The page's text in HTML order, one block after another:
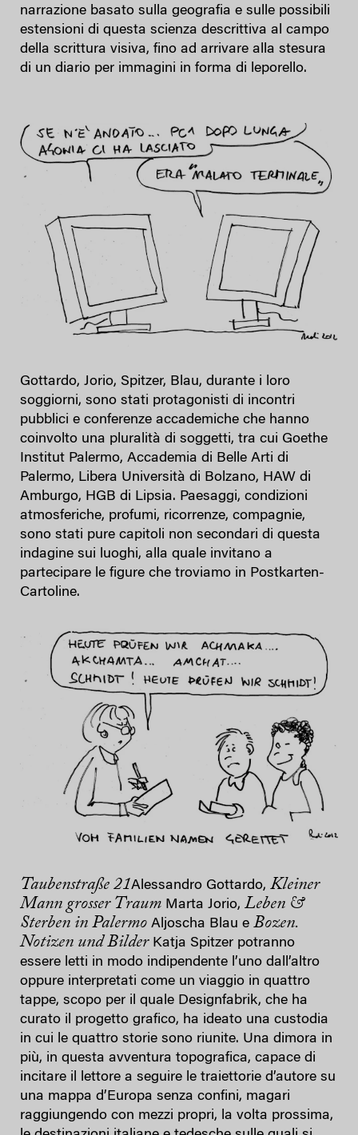
narrazione basato sulla geografia e sulle possibili
estensioni di questa scienza descrittiva al campo
della scrittura visiva, fino ad arrivare alla stesura
di un diario per immagini in forma di leporello.
Gottardo, Jorio, Spitzer, Blau, durante i loro
soggiorni, sono stati protagonisti di incontri
pubblici e conferenze accademiche che hanno
coinvolto una pluralità di soggetti, tra cui Goethe
Institut Palermo, Accademia di Belle Arti di
Palermo, Libera Università di Bolzano, HAW di
Amburgo, HGB di Lipsia. Paesaggi, condizioni
atmosferiche, profumi, ricorrenze, compagnie,
sono stati pure capitoli non secondari di questa
indagine sui luoghi, alla quale invitano a
partecipare le figure che troviamo in Postkarten-
Cartoline.
Taubenstraße 21Alessandro Gottardo, Kleiner
Mann grosser Traum Marta Jorio, Leben &
Sterben in Palermo Aljoscha Blau e Bozen.
Notizen und Bilder Katja Spitzer potranno
essere letti in modo indipendente l’uno dall’altro
oppure interpretati come un viaggio in quattro
tappe, scopo per il quale Designfabrik, che ha
curato il progetto grafico, ha ideato una custodia
in cui le quattro storie sono riunite. Una dimora in
più, in questa avventura topografica, capace di
incitare il lettore a seguire le traiettorie d’autore su
una mappa d’Europa senza confini, magari
raggiungendo con mezzi propri, la volta prossima,